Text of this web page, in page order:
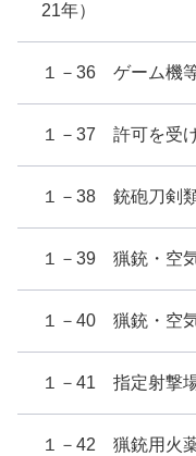
21年）
１－36 ゲーム機
１－37 許可を受
１－38 銃砲刀剣
１－39 猟銃・空
１－40 猟銃・空
１－41 指定射撃
１－42 猟銃用火